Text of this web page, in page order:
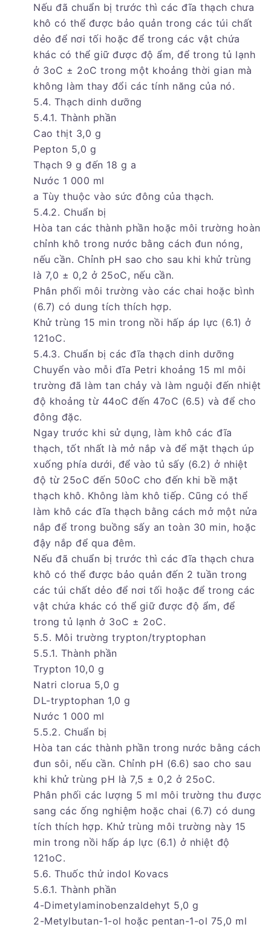
Nếu đã chuẩn bị trước thì các đĩa thạch chưa
khô có thể được bảo quản trong các túi chất
dẻo để nơi tối hoặc để trong các vật chứa
khác có thể giữ được độ ẩm, để trong tủ lạnh
ở 3oC ± 2oC trong một khoảng thời gian mà
không làm thay đổi các tính năng của nó.
5.4. Thạch dinh dưỡng
5.4.1. Thành phần
Cao thịt 3,0 g
Pepton 5,0 g
Thạch 9 g đến 18 g a
Nước 1 000 ml
a Tùy thuộc vào sức đông của thạch.
5.4.2. Chuẩn bị
Hòa tan các thành phần hoặc môi trường hoàn
chỉnh khô trong nước bằng cách đun nóng,
nếu cần. Chỉnh pH sao cho sau khi khử trùng
là 7,0 ± 0,2 ở 25oC, nếu cần.
Phân phối môi trường vào các chai hoặc bình
(6.7) có dung tích thích hợp.
Khử trùng 15 min trong nồi hấp áp lực (6.1) ở
121oC.
5.4.3. Chuẩn bị các đĩa thạch dinh dưỡng
Chuyển vào mỗi đĩa Petri khoảng 15 ml môi
trường đã làm tan chảy và làm nguội đến nhiệt
độ khoảng từ 44oC đến 47oC (6.5) và để cho
đông đặc.
Ngay trước khi sử dụng, làm khô các đĩa
thạch, tốt nhất là mở nắp và để mặt thạch úp
xuống phía dưới, để vào tủ sấy (6.2) ở nhiệt
độ từ 25oC đến 50oC cho đến khi bề mặt
thạch khô. Không làm khô tiếp. Cũng có thể
làm khô các đĩa thạch bằng cách mở một nửa
nắp để trong buồng sấy an toàn 30 min, hoặc
đậy nắp để qua đêm.
Nếu đã chuẩn bị trước thì các đĩa thạch chưa
khô có thể được bảo quản đến 2 tuần trong
các túi chất dẻo để nơi tối hoặc để trong các
vật chứa khác có thể giữ được độ ẩm, để
trong tủ lạnh ở 3oC ± 2oC.
5.5. Môi trường trypton/tryptophan
5.5.1. Thành phần
Trypton 10,0 g
Natri clorua 5,0 g
DL-tryptophan 1,0 g
Nước 1 000 ml
5.5.2. Chuẩn bị
Hòa tan các thành phần trong nước bằng cách
đun sôi, nếu cần. Chỉnh pH (6.6) sao cho sau
khi khử trùng pH là 7,5 ± 0,2 ở 25oC.
Phân phối các lượng 5 ml môi trường thu được
sang các ống nghiệm hoặc chai (6.7) có dung
tích thích hợp. Khử trùng môi trường này 15
min trong nồi hấp áp lực (6.1) ở nhiệt độ
121oC.
5.6. Thuốc thử indol Kovacs
5.6.1. Thành phần
4-Dimetylaminobenzaldehyt 5,0 g
2-Metylbutan-1-ol hoặc pentan-1-ol 75,0 ml